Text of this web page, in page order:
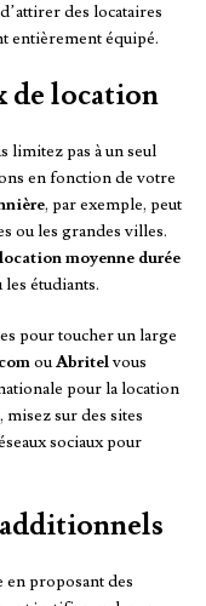
des locataires
entièrement équipé.
de location
limitez pas à un seul
en fonction de votre
, par exemple, peut
ou les grandes villes.
location moyenne durée
étudiants.
pour toucher un large
ouAbritelvous
pour la location
sur des sites
sociaux pour
additionnels
proposant des